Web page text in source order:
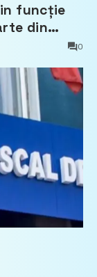
funcție
din
0